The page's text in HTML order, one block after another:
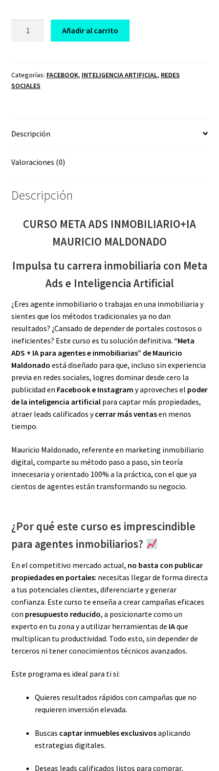
MAURICIO
MALDONADO
Añadir al carrito
Categorías: FACEBOOK, INTELIGENCIA ARTIFICIAL, REDES
SOCIALES
Descripción
Valoraciones (0)
Descripción
CURSO META ADS INMOBILIARIO+IA
MAURICIO MALDONADO
Impulsa tu carrera inmobiliaria con Meta
Ads e Inteligencia Artificial
¿Eres agente inmobiliario o trabajas en una inmobiliaria y
sientes que los métodos tradicionales ya no dan
resultados? ¿Cansado de depender de portales costosos o
ineficientes? Este curso es tu solución definitiva. “Meta
ADS + IA para agentes e inmobiliarias” de Mauricio
Maldonado está diseñado para que, incluso sin experiencia
previa en redes sociales, logres dominar desde cero la
publicidad en Facebook e Instagram y aproveches el poder
de la inteligencia artificialpara captar más propiedades,
atraer leads calificados ycerrar más ventasen menos
tiempo.
Mauricio Maldonado, referente en marketing inmobiliario
digital, comparte su método paso a paso, sin teoría
innecesaria y orientado 100% a la práctica, con el que ya
cientos de agentes están transformando su negocio.
¿Por qué este curso es imprescindible
para agentes inmobiliarios?
En el competitivo mercado actual, no basta con publicar
propiedades en portales: necesitas llegar de forma directa
a tus potenciales clientes, diferenciarte y generar
confianza. Este curso te enseña a crear campañas eficaces
con presupuesto reducido, a posicionarte como un
experto en tu zona y a utilizar herramientas de IAque
multiplican tu productividad. Todo esto, sin depender de
terceros ni tener conocimientos técnicos avanzados.
Este programa es ideal para ti si:
Quieres resultados rápidos con campañas que no
requieren inversión elevada.
Buscas captar inmuebles exclusivosaplicando
estrategias digitales.
Deseas leads calificados listos para comprar,